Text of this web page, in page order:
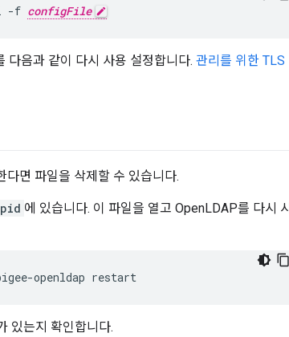
-f configFile
다음과 같이 다시 사용 설정합니다. 관리를 위한 TLS
다면 파일을 삭제할 수 있습니다.
에 있습니다. 이 파일을 열고 OpenLDAP를 다시 시
openldap restart
있는지 확인합니다.